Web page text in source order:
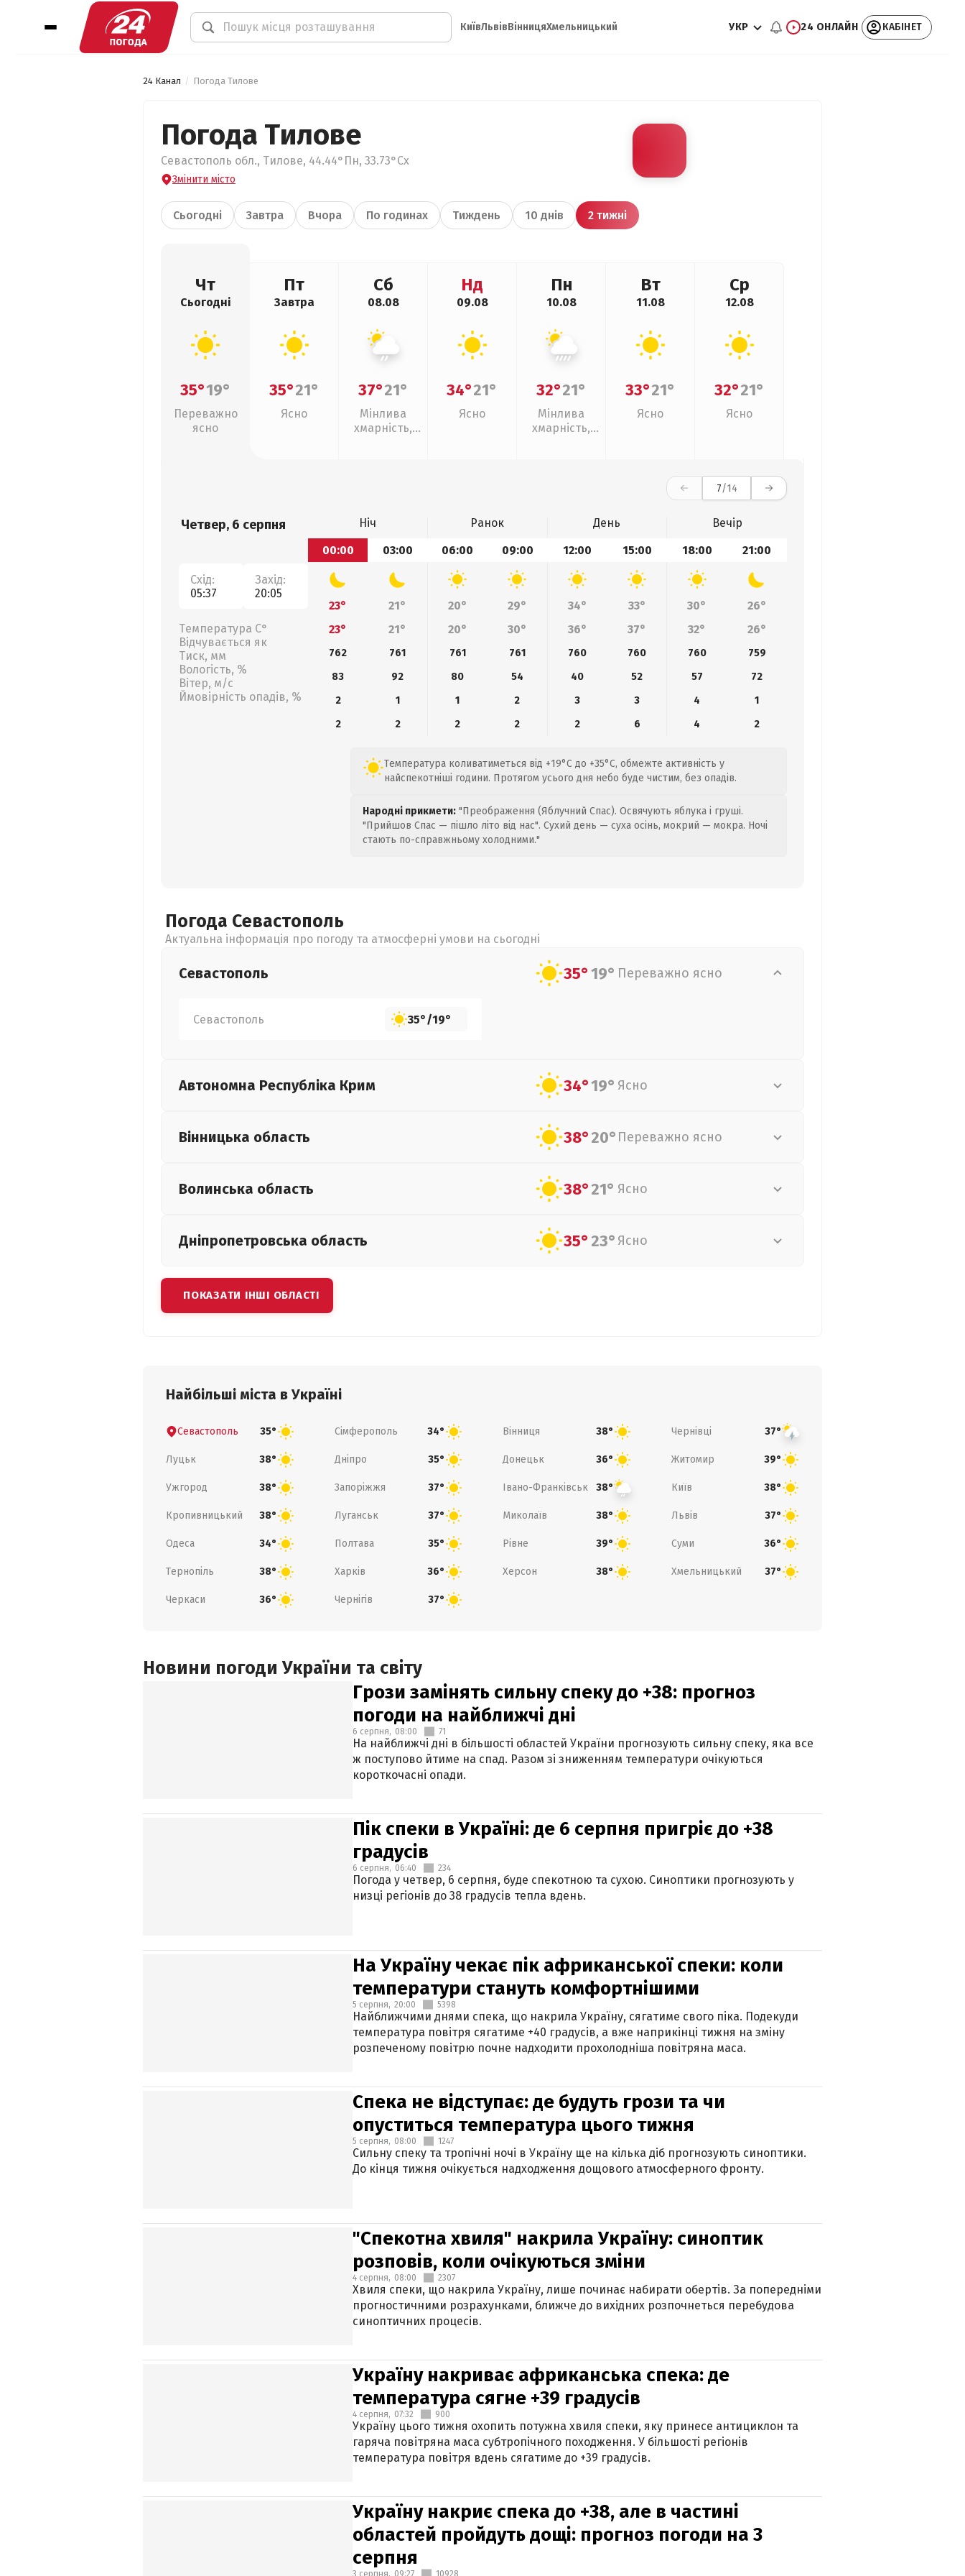
КиївЛьвівВінницяХмельницький УКР 24 ОНЛАЙН КАБІНЕТ
24 Канал Погода Тилове
Погода Тилове
Севастополь обл., Тилове, 44.44°Пн, 33.73°Сх
Змінити місто
Сьогодні Завтра Вчора По годинах Тиждень 10 днів 2 тижні
Чт
Сьогодні
35°19°
Переважно
ясно
Пт
Завтра
35°21°
Ясно
Сб
08.08
37°21°
Мінлива
хмарність,
Нд
09.08
34°21°
Ясно
Пн
10.08
32°21°
Мінлива
хмарність,
Вт
11.08
33°21°
Ясно
Ср
12.08
32°21°
Ясно
7/14
Четвер, 6 серпня
Схід:
05:37
Захід:
20:05
Температура С°
Відчувається як
Тиск, мм
Вологість, %
Вітер, м/с
Ймовірність опадів, %
Ніч Ранок День
Вечір
00:00
03:00 06:00 09:00 12:00 15:00 18:00 21:00
23° 21° 20° 29° 34° 33° 30°
26°
23°
21° 20° 30° 36° 37° 32° 26°
762 761 761 761 760 760 760
759
83
92 80 54 40 52 57
72
2
1 1 2 3 3 4
1
2
2 2 2 2 6 4 2
Температура коливатиметься від +19°C до +35°C, обмежте активність у
найспекотніші години. Протягом усього дня небо буде чистим, без опадів.
Народні прикмети: "Преображення (Яблучний Спас). Освячують яблука і груші.
"Прийшов Спас — пішло літо від нас". Сухий день — суха осінь, мокрий — мокра. Ночі
стають по-справжньому холодними."
Погода Севастополь
Актуальна інформація про погоду та атмосферні умови на сьогодні
Севастополь 35°19° Переважно ясно
Севастополь 35°/19°
Автономна Республіка Крим 34°19° Ясно
Вінницька область 38°20° Переважно ясно
Волинська область 38°21° Ясно
Дніпропетровська область 35°23° Ясно
ПОКАЗАТИ ІНШІ ОБЛАСТІ
Найбільші міста в Україні
Севастополь 35° Сімферополь 34° Вінниця 38° Чернівці 37°
Луцьк 38° Дніпро 35° Донецьк 36° Житомир 39°
Ужгород 38° Запоріжжя 37° Івано-Франківськ 38° Київ 38°
Кропивницький 38° Луганськ 37° Миколаїв 38° Львів 37°
Одеса 34° Полтава 35° Рівне 39° Суми 36°
Тернопіль 38° Харків 36° Херсон 38° Хмельницький 37°
Черкаси 36° Чернігів 37°
Новини погоди України та світу
Грози замінять сильну спеку до +38: прогноз
погоди на найближчі дні
6 серпня, 08:00 71
На найближчі дні в більшості областей України прогнозують сильну спеку, яка все
ж поступово йтиме на спад. Разом зі зниженням температури очікуються
короткочасні опади.
Пік спеки в Україні: де 6 серпня пригріє до +38
градусів
6 серпня, 06:40 234
Погода у четвер, 6 серпня, буде спекотною та сухою. Синоптики прогнозують у
низці регіонів до 38 градусів тепла вдень.
На Україну чекає пік африканської спеки: коли
температури стануть комфортнішими
5 серпня, 20:00 5398
Найближчими днями спека, що накрила Україну, сягатиме свого піка. Подекуди
температура повітря сягатиме +40 градусів, а вже наприкінці тижня на зміну
розпеченому повітрю почне надходити прохолодніша повітряна маса.
Спека не відступає: де будуть грози та чи
опуститься температура цього тижня
5 серпня, 08:00 1247
Сильну спеку та тропічні ночі в Україну ще на кілька діб прогнозують синоптики.
До кінця тижня очікується надходження дощового атмосферного фронту.
"Спекотна хвиля" накрила Україну: синоптик
розповів, коли очікуються зміни
4 серпня, 08:00 2307
Хвиля спеки, що накрила Україну, лише починає набирати обертів. За попередніми
прогностичними розрахунками, ближче до вихідних розпочнеться перебудова
синоптичних процесів.
Україну накриває африканська спека: де
температура сягне +39 градусів
4 серпня, 07:32 900
Україну цього тижня охопить потужна хвиля спеки, яку принесе антициклон та
гаряча повітряна маса субтропічного походження. У більшості регіонів
температура повітря вдень сягатиме до +39 градусів.
Україну накриє спека до +38, але в частині
областей пройдуть дощі: прогноз погоди на 3
серпня
3 серпня, 09:27 10928